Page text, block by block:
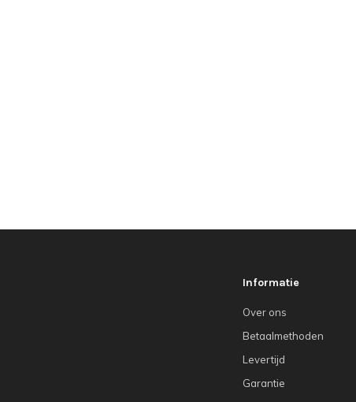
Informatie
Over ons
Betaalmethoden
Levertijd
Garantie